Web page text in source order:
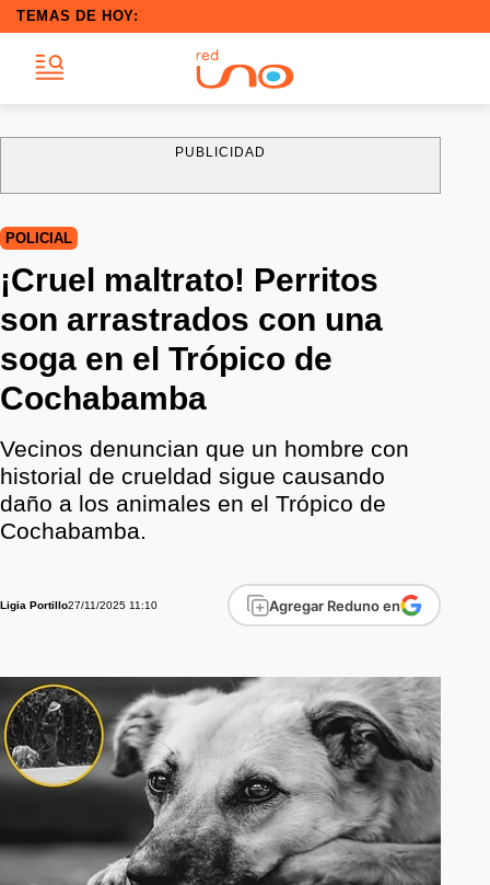
TEMAS DE HOY:
PUBLICIDAD
POLICIAL
¡Cruel maltrato! Perritos
son arrastrados con una
soga en el Trópico de
Cochabamba
Vecinos denuncian que un hombre con
historial de crueldad sigue causando
daño a los animales en el Trópico de
Cochabamba.
Ligia Portillo27/11/2025 11:10 Agregar Reduno en